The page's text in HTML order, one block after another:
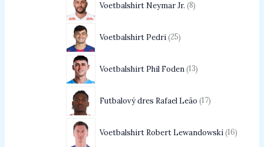
Voetbalshirt Neymar Jr. 8
Voetbalshirt Pedri 25
Voetbalshirt Phil Foden 13
Futbalový dres Rafael Leão 17
Voetbalshirt Robert Lewandowski 16